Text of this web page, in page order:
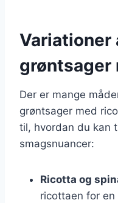
Variationer
grøntsager
Der er mange
grøntsager med
til, hvordan du kan
smagsnuancer:
Ricotta og
ricottaen for